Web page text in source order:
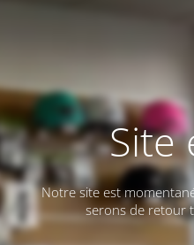
Site
Notre site est
serons de retour